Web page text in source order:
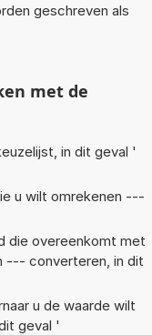
geschreven als
met de
in dit geval '
u wilt omrekenen ---
die overeenkomt met
--- converteren, in dit
u de waarde wilt
geval '